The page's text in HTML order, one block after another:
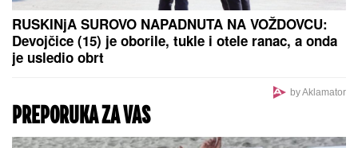
NAŠA PEVAČICA SE SRELA SA MILANOM
STANKOVIĆEMOtkrila detalje o pevaču koje javnost
ne zna, pomenula i njegov POVRATAK o kom svi
pričaju (VIDEO)